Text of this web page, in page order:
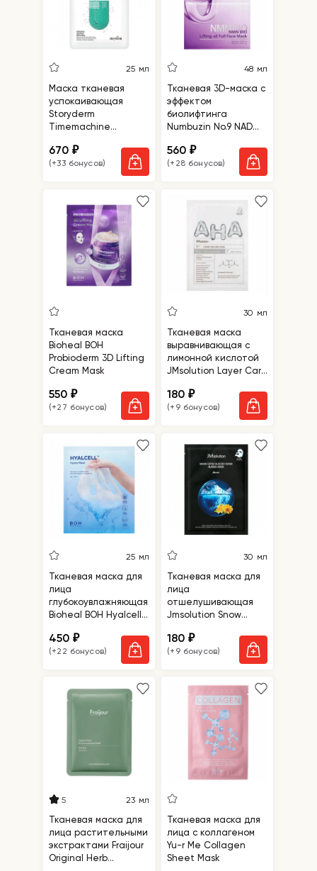
25 мл
Маска тканевая
успокаивающая
Storyderm
Timemachine
670₽
(+33 бонусов)
48 мл
Тканевая 3D-маска с
эффектом
биолифтинга
Numbuzin No.9 NAD
Mask
560₽
(+28 бонусов)
Тканевая маска
Bioheal BOH
Probioderm 3D Lifting
Cream Mask
550₽
(+27 бонусов)
30 мл
Тканевая маска
выравнивающая с
лимонной кислотой
JMsolution Layer Care
180₽
(+9 бонусов)
25 мл
Тканевая маска для
лица
глубокоувлажняющая
Bioheal BOH Hyalcell
450₽
(+22 бонусов)
30 мл
Тканевая маска для
лица
отшелушивающая
Jmsolution Snow
Alaska Mask Snow
180₽
(+9 бонусов)
5 23 мл
Тканевая маска для
лица растительными
экстрактами Fraijour
Original Herb
Тканевая маска для
лица с коллагеном
Yu-r Me Collagen
Sheet Mask